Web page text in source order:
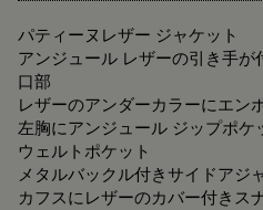
パティーヌレザー ジャケット
アンジュール レザーの引き手
口部
レザーのアンダーカラーにエン
左胸にアンジュール ジップポケ
ウェルトポケット
メタルバックル付きサイドアジ
カフスにレザーのカバー付きス